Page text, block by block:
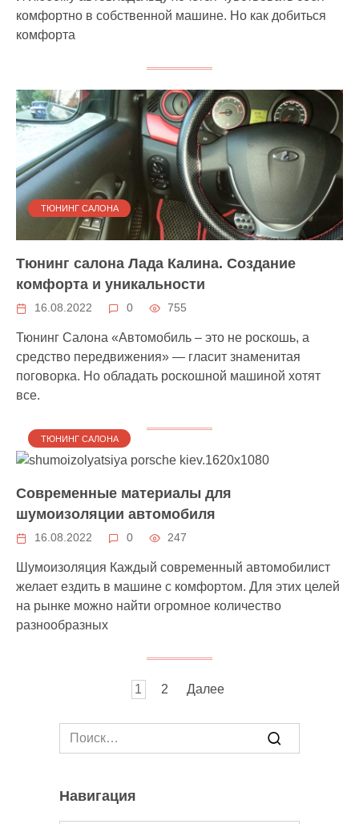
комфортно в собственной машине. Но как добиться
комфорта
ТЮНИНГ САЛОНА
Тюнинг салона Лада Калина. Создание
комфорта и уникальности
16.08.2022 0 755
Тюнинг Салона «Автомобиль – это не роскошь, а
средство передвижения» — гласит знаменитая
поговорка. Но обладать роскошной машиной хотят
все.
ТЮНИНГ САЛОНА
Современные материалы для
шумоизоляции автомобиля
16.08.2022 0 247
Шумоизоляция Каждый современный автомобилист
желает ездить в машине с комфортом. Для этих целей
на рынке можно найти огромное количество
разнообразных
1 2 Далее
Search
for:
Навигация